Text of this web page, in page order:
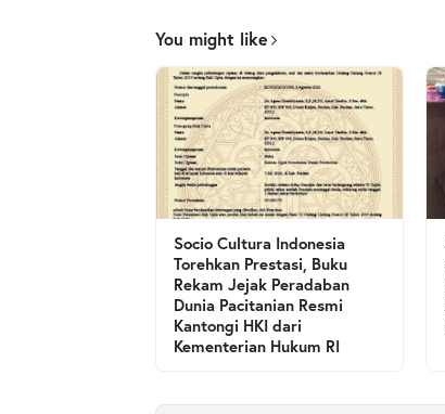
You might like
Socio Cultura Indonesia
Torehkan Prestasi, Buku
Rekam Jejak Peradaban
Dunia Pacitanian Resmi
Kantongi HKI dari
Kementerian Hukum RI